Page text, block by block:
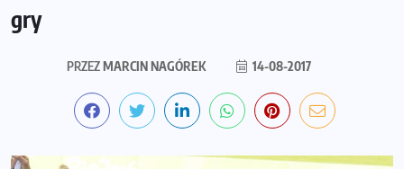
gry
PRZEZMARCIN NAGÓREK 14-08-2017